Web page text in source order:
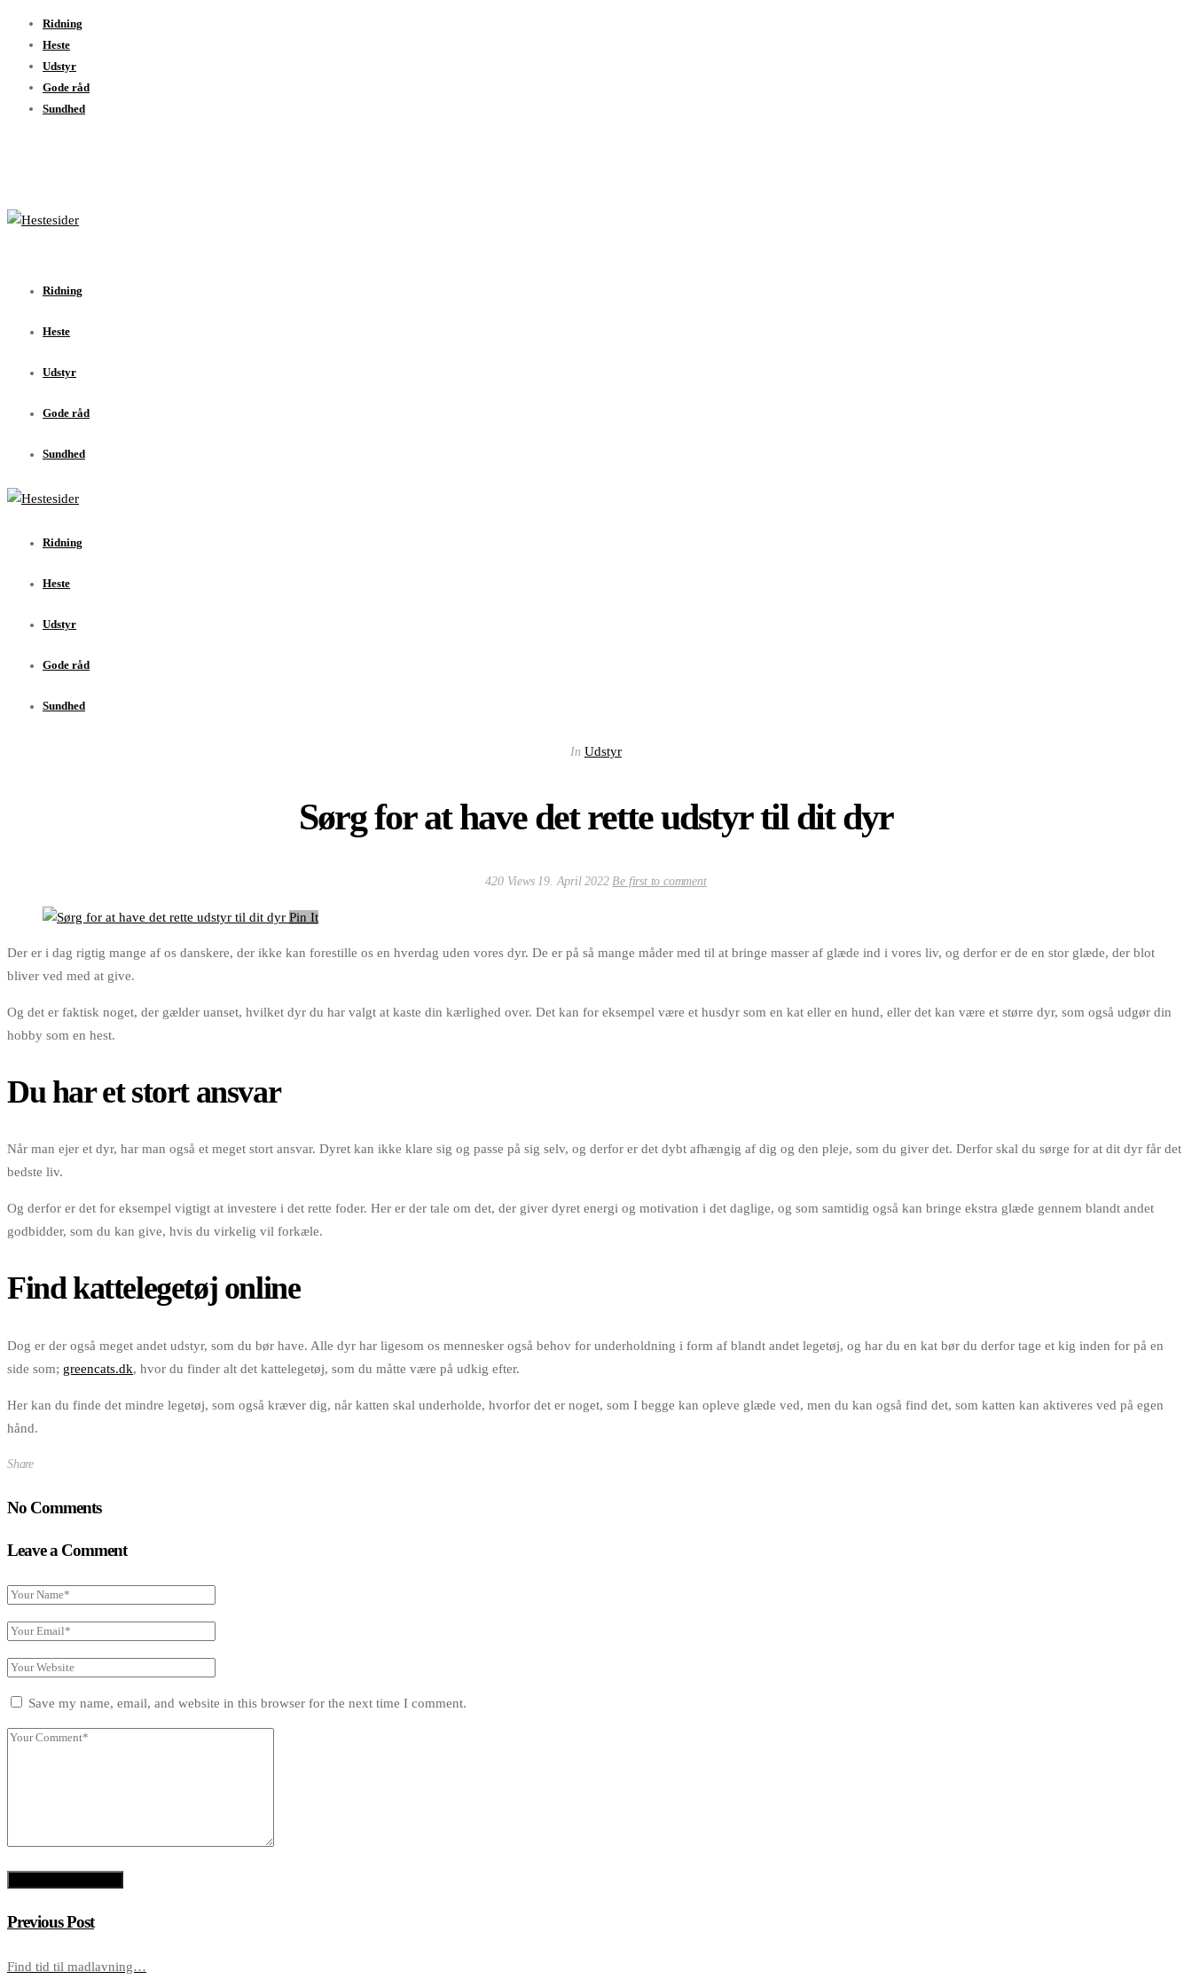
Ridning
Heste
Udstyr
Gode råd
Sundhed
Ridning
Heste
Udstyr
Gode råd
Sundhed
Ridning
Heste
Udstyr
Gode råd
Sundhed
In Udstyr
Sørg for at have det rette udstyr til dit dyr
420 Views 19. April 2022 Be first to comment
Pin It
Der er i dag rigtig mange af os danskere, der ikke kan forestille os en hverdag uden vores dyr. De er på så mange måder med til at bringe masser af glæde ind i vores liv, og derfor er de en stor glæde, der blot
bliver ved med at give.
Og det er faktisk noget, der gælder uanset, hvilket dyr du har valgt at kaste din kærlighed over. Det kan for eksempel være et husdyr som en kat eller en hund, eller det kan være et større dyr, som også udgør din
hobby som en hest.
Du har et stort ansvar
Når man ejer et dyr, har man også et meget stort ansvar. Dyret kan ikke klare sig og passe på sig selv, og derfor er det dybt afhængig af dig og den pleje, som du giver det. Derfor skal du sørge for at dit dyr får det
bedste liv.
Og derfor er det for eksempel vigtigt at investere i det rette foder. Her er der tale om det, der giver dyret energi og motivation i det daglige, og som samtidig også kan bringe ekstra glæde gennem blandt andet
godbidder, som du kan give, hvis du virkelig vil forkæle.
Find kattelegetøj online
Dog er der også meget andet udstyr, som du bør have. Alle dyr har ligesom os mennesker også behov for underholdning i form af blandt andet legetøj, og har du en kat bør du derfor tage et kig inden for på en
side som; greencats.dk, hvor du finder alt det kattelegetøj, som du måtte være på udkig efter.
Her kan du finde det mindre legetøj, som også kræver dig, når katten skal underholde, hvorfor det er noget, som I begge kan opleve glæde ved, men du kan også find det, som katten kan aktiveres ved på egen
hånd.
Share
No Comments
Leave a Comment
Save my name, email, and website in this browser for the next time I comment.
Previous Post
Find tid til madlavning…